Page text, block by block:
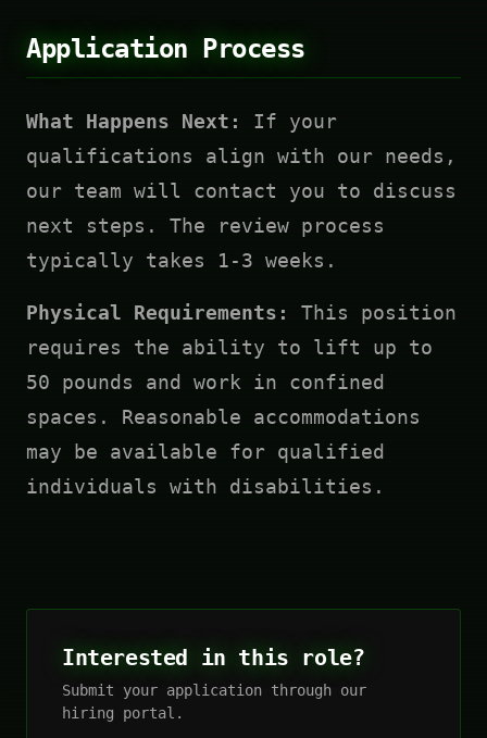
Application Process
What Happens Next:
If your
qualifications align with our needs,
our team will contact you to discuss
next steps. The review process
typically takes 1-3 weeks.
Physical Requirements:
This position
requires the ability to lift up to
50 pounds and work in confined
spaces. Reasonable accommodations
may be available for qualified
individuals with disabilities.
Interested in this role?
Submit your application through our
hiring portal.